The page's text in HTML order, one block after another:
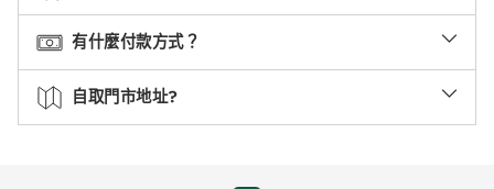
有什麼付款方式？
自取門市地址?